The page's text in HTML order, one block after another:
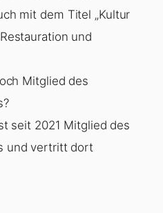
mit dem Titel „Kultur
und
Mitglied des
seit 2021 Mitglied des
und vertritt dort